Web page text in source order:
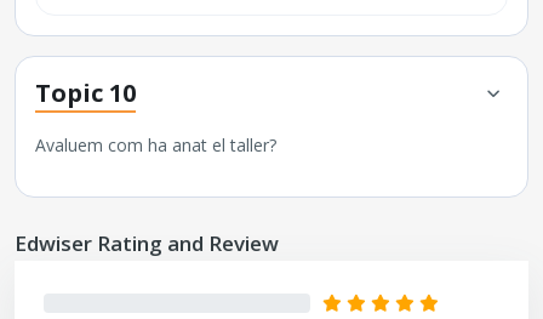
Topic 10
Avaluem com ha anat el taller?
Omet Edwiser Rating and Review
Edwiser Rating and Review